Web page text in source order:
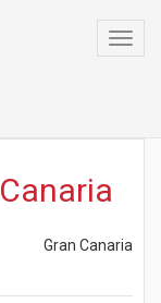
Gran Canaria